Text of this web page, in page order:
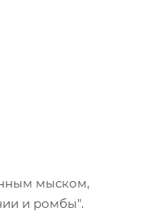
мыском,
и ромбы".